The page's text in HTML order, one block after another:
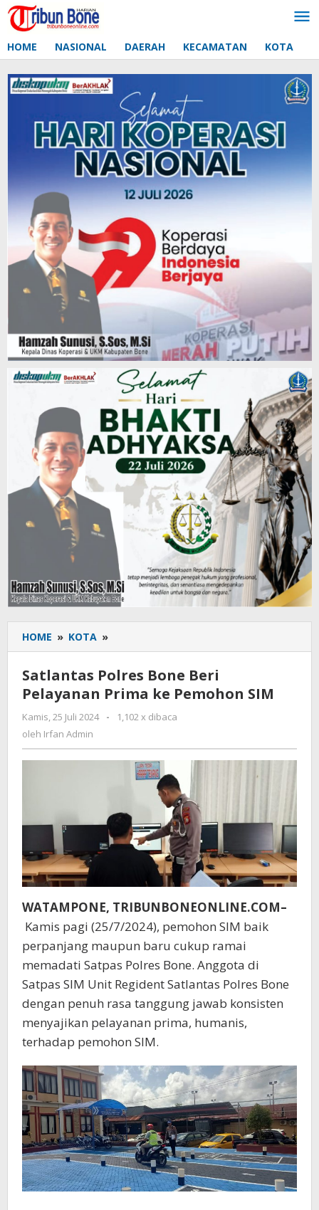
Lewati
ke
HOME NASIONAL DAERAH KECAMATAN KOTA
HOME » KOTA »
Polres
Bone
Beri
Pelayanan
Prima
Satlantas Polres Bone Beri
Pelayanan Prima ke Pemohon SIM
Kamis, 25 Juli 2024
oleh
-
1,102 x dibaca
oleh Irfan Admin
WATAMPONE, TRIBUNBONEONLINE.COM–
Kamis pagi (25/7/2024), pemohon SIM baik
perpanjang maupun baru cukup ramai
memadati Satpas Polres Bone. Anggota di
Satpas SIM Unit Regident Satlantas Polres Bone
dengan penuh rasa tanggung jawab konsisten
menyajikan pelayanan prima, humanis,
terhadap pemohon SIM.